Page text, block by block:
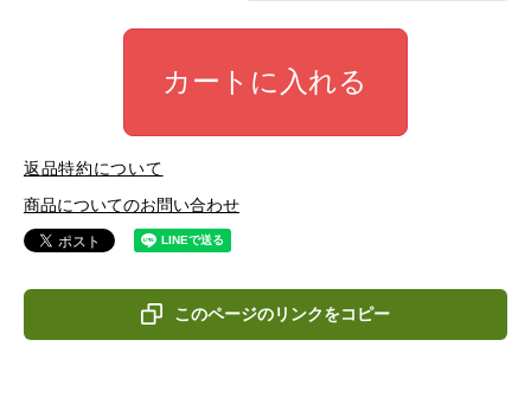
カートに入れる
返品特約について
商品についてのお問い合わせ
このページのリンクをコピー